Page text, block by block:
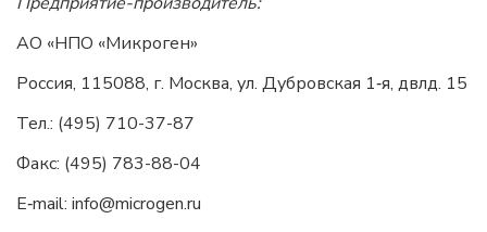
АО «НПО «Микроген»
Россия, 115088, г. Москва, ул. Дубровская 1‑я, двлд. 15
Тел.: (495) 710-37-87
Факс: (495) 783-88-04
E‑mail: info@microgen.ru